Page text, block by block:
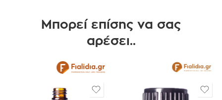
Μπορεί επίσης να σας
αρέσει..